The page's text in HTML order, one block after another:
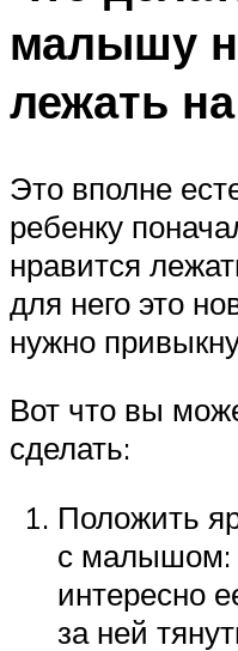
малышу
лежать
Это вполне
ребенку
нравится
для него это
нужно
Вот что вы
сделать:
Положить
с малышом:
интересно
за ней